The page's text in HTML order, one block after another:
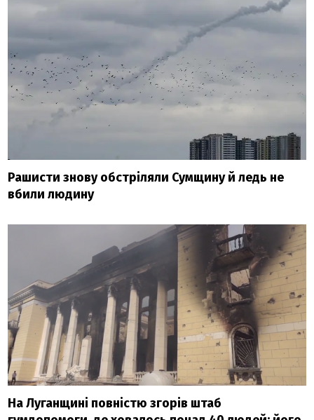
Рашисти знову обстріляли Сумщину й ледь не
вбили людину
На Луганщині повністю згорів штаб